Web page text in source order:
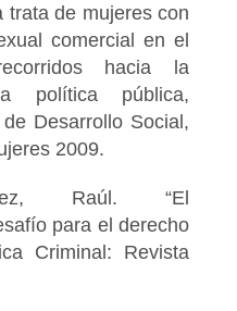
trata de mujeres con
comercial en el
hacia la
política pública,
Desarrollo Social,
2009.
Raúl. “El
para el derecho
Criminal: Revista